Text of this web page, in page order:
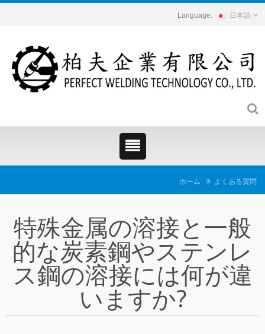
日本語
ホーム よくある質問
特殊金属の溶接と一般
的な炭素鋼やステンレ
ス鋼の溶接には何が違
いますか?